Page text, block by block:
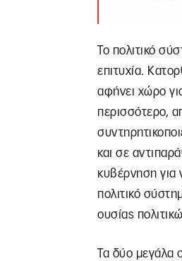
Το πολιτικό
επιτυχία.
αφήνει χώρο
περισσότερο,
και σε
κυβέρνηση για
πολιτικό
ουσίας
Τα δύο μεγάλα